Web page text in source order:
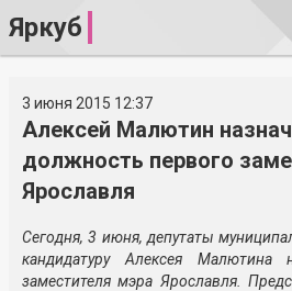
Яркуб
3 июня 2015 12:37
Алексей Малютин
должность первого
Ярославля
Сегодня, 3 июня, депутаты
кандидатуру Алексея Малютина
заместителя мэра Ярославля.